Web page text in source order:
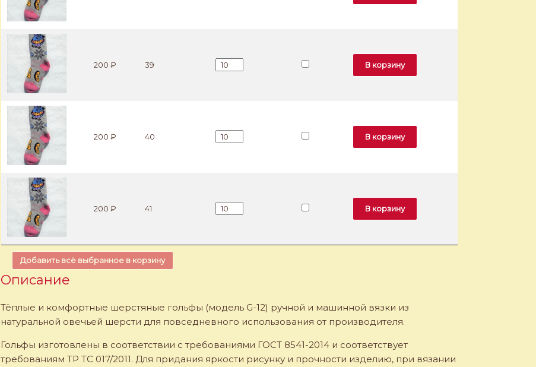
200 ₽ 39 Количество Гольфы шерстяные. Модель «G-12»
В корзину
200 ₽ 40 Количество Гольфы шерстяные. Модель «G-12»
В корзину
200 ₽ 41 Количество Гольфы шерстяные. Модель «G-12»
В корзину
Добавить всё выбранное в корзину
Описание
Тёплые и комфортные шерстяные гольфы (модель G-12) ручной и машинной вязки из
натуральной овечьей шерсти для повседневного использования от производителя.
Гольфы изготовлены в соответствии с требованиями ГОСТ 8541-2014 и соответствует
требованиям ТР ТС 017/2011. Для придания яркости рисунку и прочности изделию, при вязании